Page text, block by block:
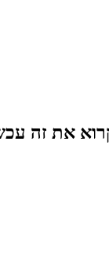
את זה